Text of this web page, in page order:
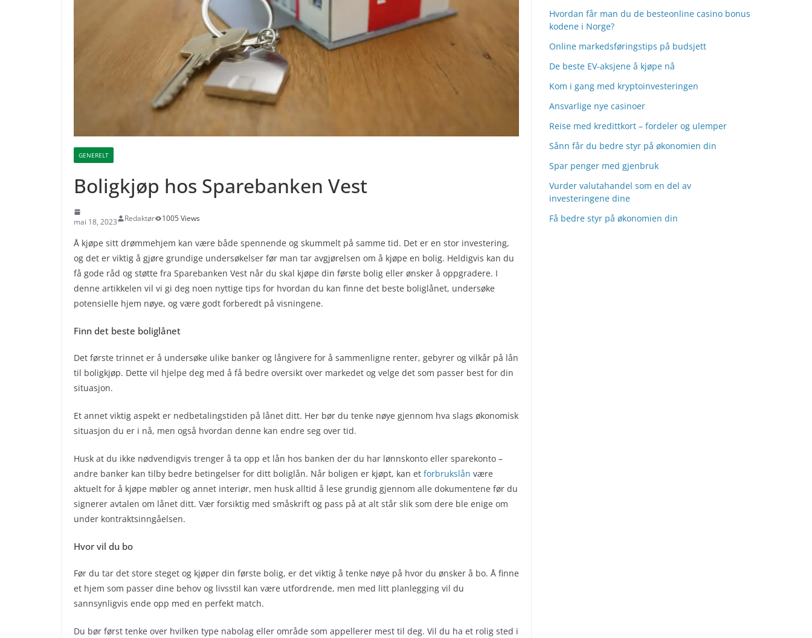
GENERELT
Boligkjøp hos Sparebanken Vest
mai 18, 2023 Redaktør 1005 Views
Å kjøpe sitt drømmehjem kan være både spennende og skummelt på samme tid. Det er en stor investering,
og det er viktig å gjøre grundige undersøkelser før man tar avgjørelsen om å kjøpe en bolig. Heldigvis kan du
få gode råd og støtte fra Sparebanken Vest når du skal kjøpe din første bolig eller ønsker å oppgradere. I
denne artikkelen vil vi gi deg noen nyttige tips for hvordan du kan finne det beste boliglånet, undersøke
potensielle hjem nøye, og være godt forberedt på visningene.
Finn det beste boliglånet
Det første trinnet er å undersøke ulike banker og långivere for å sammenligne renter, gebyrer og vilkår på lån
til boligkjøp. Dette vil hjelpe deg med å få bedre oversikt over markedet og velge det som passer best for din
situasjon.
Et annet viktig aspekt er nedbetalingstiden på lånet ditt. Her bør du tenke nøye gjennom hva slags økonomisk
situasjon du er i nå, men også hvordan denne kan endre seg over tid.
Husk at du ikke nødvendigvis trenger å ta opp et lån hos banken der du har lønnskonto eller sparekonto –
andre banker kan tilby bedre betingelser for ditt boliglån. Når boligen er kjøpt, kan et forbrukslån være
aktuelt for å kjøpe møbler og annet interiør, men husk alltid å lese grundig gjennom alle dokumentene før du
signerer avtalen om lånet ditt. Vær forsiktig med småskrift og pass på at alt står slik som dere ble enige om
under kontraktsinngåelsen.
Hvor vil du bo
Før du tar det store steget og kjøper din første bolig, er det viktig å tenke nøye på hvor du ønsker å bo. Å finne
et hjem som passer dine behov og livsstil kan være utfordrende, men med litt planlegging vil du
sannsynligvis ende opp med en perfekt match.
Du bør først tenke over hvilken type nabolag eller område som appellerer mest til deg. Vil du ha et rolig sted i
Hvordan får man du de besteonline casino bonus
kodene i Norge?
Online markedsføringstips på budsjett
De beste EV-aksjene å kjøpe nå
Kom i gang med kryptoinvesteringen
Ansvarlige nye casinoer
Reise med kredittkort – fordeler og ulemper
Sånn får du bedre styr på økonomien din
Spar penger med gjenbruk
Vurder valutahandel som en del av
investeringene dine
Få bedre styr på økonomien din